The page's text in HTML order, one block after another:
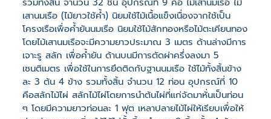
เสานมเรือ (ไม้ยาวใช้ค้ำ) นิยมใช้ไม้เนื้อแข็งเนื่องจากใช้เป็น
โครงเรือเพื่อค้ำยันนมเรือ นิยมใช้ไม้สักทองหรือไม้ตะเคียนทอง
โดยไม้เสานมเรือจะมีความยาวประมาณ 3 เมตร ด้านล่างมีการ
เจาะรู สลัก เพื่อค้ำยัน ด้านบนมีการตัดผ่าครึ่งลงมา 5
เซนติเมตร เพื่อใช้ในการยึดติดกับฐานนมเรือ ใช้ไม้ทั้งสิ้นข้าง
ละ 3 ต้น 4 ข้าง รวมทั้งสิ้น จำนวน 12 ท่อน อุปกรณ์ที่ 10
คือสลักไม้ไผ่ สลักไม้ไผ่โดยการนำต้นไผ่ที่แก่จัดมาหั่นเป็นท่อน
ๆ โดยมีความยาวท่อนละ 1 ฟุต เหลาปลายไม้ไผ่ให้เรียบเพื่อให้